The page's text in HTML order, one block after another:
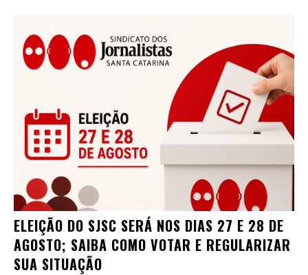
ELEIÇÃO DO SJSC SERÁ NOS DIAS 27 E 28 DE
AGOSTO; SAIBA COMO VOTAR E REGULARIZAR
SUA SITUAÇÃO